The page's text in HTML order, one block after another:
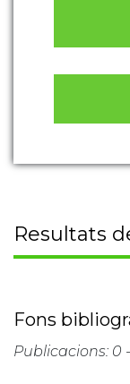
Resultats
Fons
Publicacions: 0